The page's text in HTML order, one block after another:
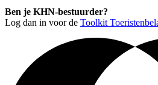
Ben je KHN-bestuurder?
Log dan in voor de Toolkit